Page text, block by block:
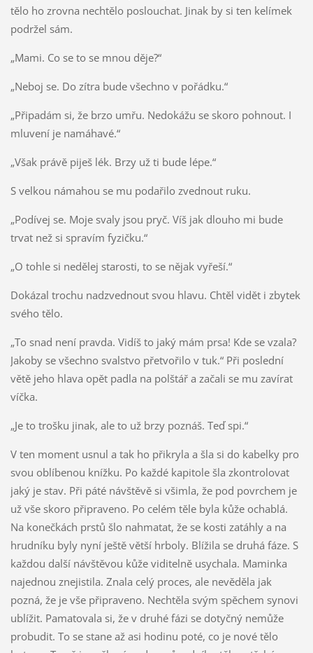
tělo ho zrovna nechtělo poslouchat. Jinak by si ten kelímek
podržel sám.
„Mami. Co se to se mnou děje?“
„Neboj se. Do zítra bude všechno v pořádku.“
„Připadám si, že brzo umřu. Nedokážu se skoro pohnout. I
mluvení je namáhavé.“
„Však právě piješ lék. Brzy už ti bude lépe.“
S velkou námahou se mu podařilo zvednout ruku.
„Podívej se. Moje svaly jsou pryč. Víš jak dlouho mi bude
trvat než si spravím fyzičku.“
„O tohle si nedělej starosti, to se nějak vyřeší.“
Dokázal trochu nadzvednout svou hlavu. Chtěl vidět i zbytek
svého tělo.
„To snad není pravda. Vidíš to jaký mám prsa! Kde se vzala?
Jakoby se všechno svalstvo přetvořilo v tuk.“ Při poslední
větě jeho hlava opět padla na polštář a začali se mu zavírat
víčka.
„Je to trošku jinak, ale to už brzy poznáš. Teď spi.“
V ten moment usnul a tak ho přikryla a šla si do kabelky pro
svou oblíbenou knížku. Po každé kapitole šla zkontrolovat
jaký je stav. Při páté návštěvě si všimla, že pod povrchem je
už vše skoro připraveno. Po celém těle byla kůže ochablá.
Na konečkách prstů šlo nahmatat, že se kosti zatáhly a na
hrudníku byly nyní ještě větší hrboly. Blížila se druhá fáze. S
každou další návštěvou kůže viditelně usychala. Maminka
najednou znejistila. Znala celý proces, ale nevěděla jak
pozná, že je vše připraveno. Nechtěla svým spěchem synovi
ublížit. Pamatovala si, že v druhé fázi se dotyčný nemůže
probudit. To se stane až asi hodinu poté, co je nové tělo